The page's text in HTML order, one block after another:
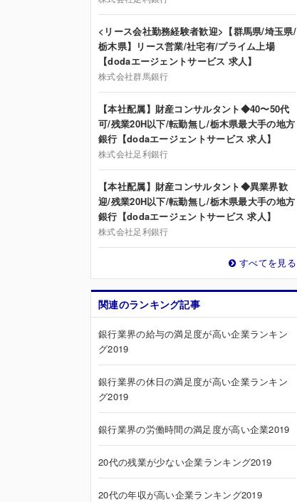
<リース会社勤務経験者歓迎>【群馬県/埼玉県/
栃木県】リース営業/社宅有/プライム上場
【dodaエージェントサービス 求人】
株式会社群馬銀行
【本社配属】財産コンサルタント◆40〜50代
可/残業20H以下/転勤無し/栃木県最大手の地方
銀行【dodaエージェントサービス 求人】
株式会社足利銀行
【本社配属】財産コンサルタント◆異業界歓
迎/残業20H以下/転勤無し/栃木県最大手の地方
銀行【dodaエージェントサービス 求人】
株式会社足利銀行
すべてを見る
関連のランキング記事
銀行業界の給与の満足度が高い企業ランキン
グ2019
銀行業界の休日の満足度が高い企業ランキン
グ2019
銀行業界の労働時間の満足度が高い企業2019
20代の残業が少ない企業ランキング2019
20代の年収が高い企業ランキング2019